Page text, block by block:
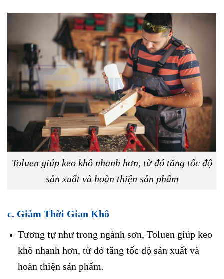
Toluen giúp keo khô nhanh hơn, từ đó tăng tốc độ
sản xuất và hoàn thiện sản phẩm
c. Giảm Thời Gian Khô
Tương tự như trong ngành sơn, Toluen giúp keo
khô nhanh hơn, từ đó tăng tốc độ sản xuất và
hoàn thiện sản phẩm.